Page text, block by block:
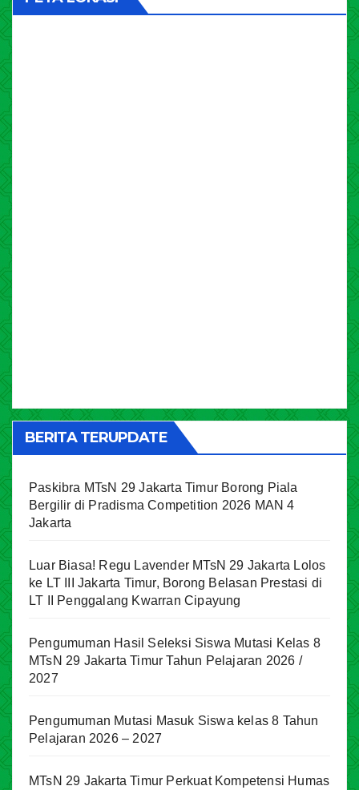
BERITA TERUPDATE
Paskibra MTsN 29 Jakarta Timur Borong Piala
Bergilir di Pradisma Competition 2026 MAN 4
Jakarta
Luar Biasa! Regu Lavender MTsN 29 Jakarta Lolos
ke LT III Jakarta Timur, Borong Belasan Prestasi di
LT II Penggalang Kwarran Cipayung
Pengumuman Hasil Seleksi Siswa Mutasi Kelas 8
MTsN 29 Jakarta Timur Tahun Pelajaran 2026 /
2027
Pengumuman Mutasi Masuk Siswa kelas 8 Tahun
Pelajaran 2026 – 2027
MTsN 29 Jakarta Timur Perkuat Kompetensi Humas